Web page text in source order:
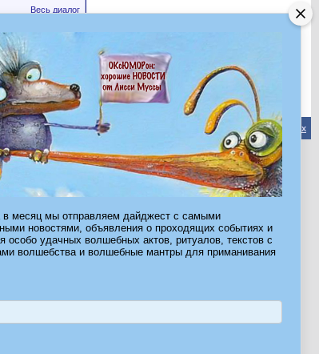
в месяц мы отправляем дайджест с самыми
новостями, объявления о проходящих событиях и
особо удачных волшебных актов, ритуалов, текстов с
волшебства и волшебные мантры для приманивания
Весь диалог
Обратная связь Форум Волшебников Архив-Вверх
ДЛЯ ВСЕХ